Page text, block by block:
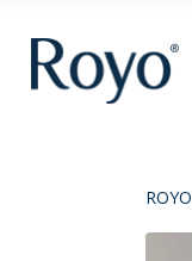
ROYO